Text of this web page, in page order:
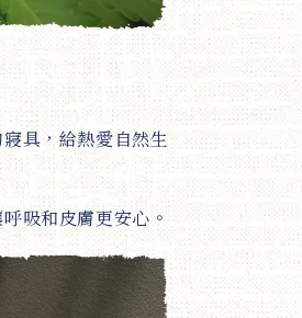
具，給熱愛自然生
吸和皮膚更安心。